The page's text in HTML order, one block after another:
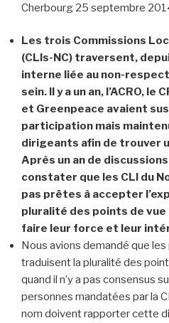
Cherbourg 25 septembre
Les trois Commissions
(CLIs-NC) traversent,
interne liée au non-
sein. Il y a un an, l’ACRO, le
et Greenpeace avaient
participation mais
dirigeants afin de trouver
Après un an de
constater que les CLI du
pas prêtes à accepter
pluralité des points de
faire leur force et leur
Nous avions demandé que
traduisent la pluralité des
quand il n’y a pas consensus
personnes mandatées par la
nom doivent rapporter cette